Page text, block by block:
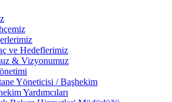
ve Hedeflerimiz
& Vizyonumuz
Yöneticisi / Başhekim
Yardımcıları